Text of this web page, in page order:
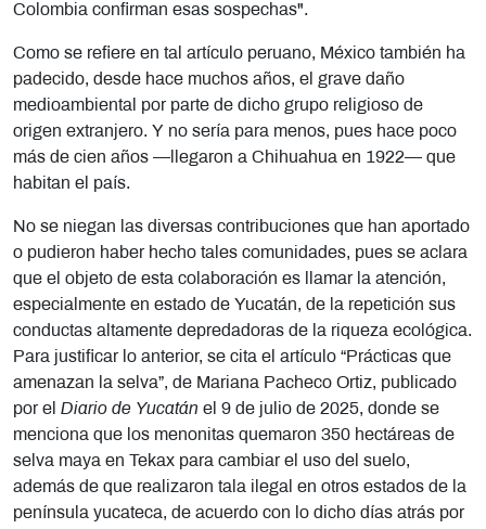
Colombia confirman esas sospechas".
Como se refiere en tal artículo peruano, México también ha
padecido, desde hace muchos años, el grave daño
medioambiental por parte de dicho grupo religioso de
origen extranjero. Y no sería para menos, pues hace poco
más de cien años —llegaron a Chihuahua en 1922— que
habitan el país.
No se niegan las diversas contribuciones que han aportado
o pudieron haber hecho tales comunidades, pues se aclara
que el objeto de esta colaboración es llamar la atención,
especialmente en estado de Yucatán, de la repetición sus
conductas altamente depredadoras de la riqueza ecológica.
Para justificar lo anterior, se cita el artículo “Prácticas que
amenazan la selva”, de Mariana Pacheco Ortiz, publicado
por el Diario de Yucatán el 9 de julio de 2025, donde se
menciona que los menonitas quemaron 350 hectáreas de
selva maya en Tekax para cambiar el uso del suelo,
además de que realizaron tala ilegal en otros estados de la
península yucateca, de acuerdo con lo dicho días atrás por